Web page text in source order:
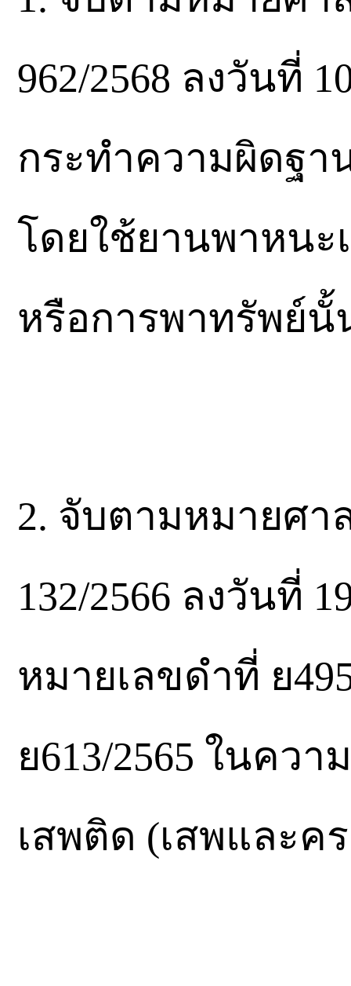
962/2568 ลงวันที่
กระทำความผิดฐา
โดยใช้ยานพาหนะ
หรือการพาทรัพย์นั้
2. จับตามหมายศ
132/2566 ลงวันที่
หมายเลขดำที่ ย
ย613/2565 ในคว
เสพติด (เสพและค